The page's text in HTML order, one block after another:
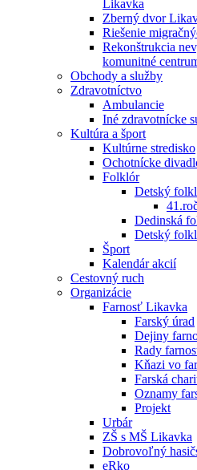
Likavka
Zberný dvor
Riešenie
Rekonštrukcia
komunitné
Obchody a služby
Zdravotníctvo
Ambulancie
Iné zdravotnícke
Kultúra a šport
Kultúrne stredisko
Ochotnícke
Folklór
Detský
Dedinská
Detský
Šport
Kalendár akcií
Cestovný ruch
Organizácie
Farnosť Likavka
Farský úrad
Dejiny
Rady
Kňazi vo
Farská
Oznamy
Projekt
Urbár
ZŠ s MŠ Likavka
Dobrovoľný
eRko